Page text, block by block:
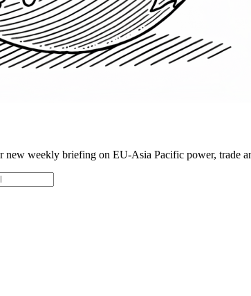
new weekly briefing on EU-Asia Pacific power, trade